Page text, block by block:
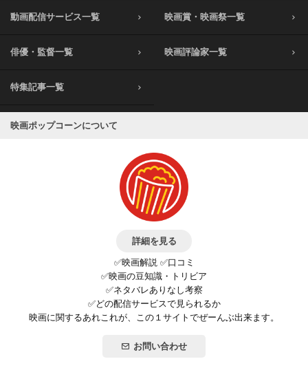
動画配信サービス一覧 映画賞・映画祭一覧
俳優・監督一覧 映画評論家一覧
特集記事一覧
映画ポップコーンについて
詳細を見る
✅映画解説 ✅口コミ
✅映画の豆知識・トリビア
✅ネタバレありなし考察
✅どの配信サービスで見られるか
映画に関するあれこれが、この１サイトでぜーんぶ出来ます。
お問い合わせ